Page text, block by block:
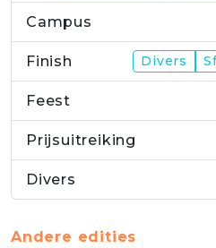
Campus
Finish Divers
Feest
Prijsuitreiking
Divers
Andere edities